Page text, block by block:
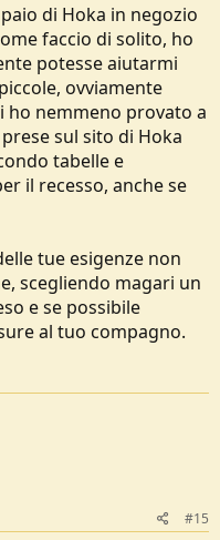
di Hoka in negozio
faccio di solito, ho
potesse aiutarmi
ovviamente
ho nemmeno provato a
sul sito di Hoka
tabelle e
il recesso, anche se
tue esigenze non
scegliendo magari un
e se possibile
al tuo compagno.
#15